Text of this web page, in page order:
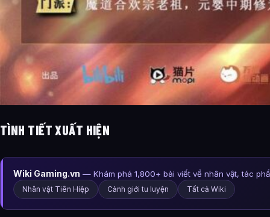
TÌNH TIẾT XUẤT HIỆN
Wiki Gaming.vn — Khám phá 1,800+ bài viết về nhân vật, tác
Nhân vật Tiên Hiệp Cảnh giới tu luyện Tất cả Wiki